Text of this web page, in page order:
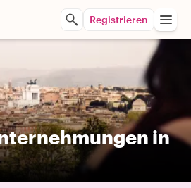
Registrieren
in